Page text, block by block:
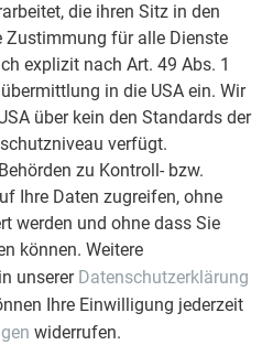
die ihren Sitz in den
Zustimmung für alle Dienste
explizit nach Art. 49 Abs. 1
in die USA ein. Wir
über kein den Standards der
verfügt.
zu Kontroll- bzw.
Ihre Daten zugreifen, ohne
werden und ohne dass Sie
können. Weitere
unserer Datenschutzerklärung
Ihre Einwilligung jederzeit
widerrufen.
unterrichtet Bernhard
Hallstatt, eine Höhere
und
selbst zur Schule gegangen
mich vor neun Jahren dazu
Gestaltung und Konstruktion zu
spannend mit jungen Leuten
zu diskutieren und
gestalten.“ Die Schule ist
beschäftigt sich aber auch